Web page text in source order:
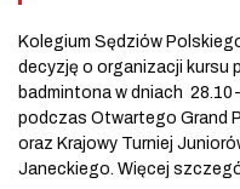
Kolegium Sędziów
decyzję o organizacji kursu
badmintona w dniach
podczas Otwartego Grand
oraz Krajowy Turniej
Janeckiego. Więcej